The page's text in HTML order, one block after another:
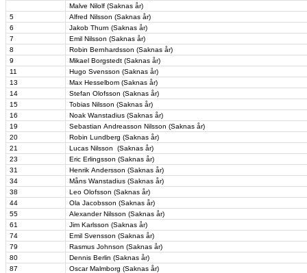
Malve Nilolf (Saknas år)
5
Alfred Nilsson (Saknas år)
6
Jakob Thurn (Saknas år)
7
Emil Nilsson (Saknas år)
8
Robin Bernhardsson (Saknas år)
9
Mikael Borgstedt (Saknas år)
11
Hugo Svensson (Saknas år)
13
Max Hesselbom (Saknas år)
14
Stefan Olofsson (Saknas år)
15
Tobias Nilsson (Saknas år)
16
Noak Wanstadius (Saknas år)
19
Sebastian Andreasson Nilsson (Saknas år)
20
Robin Lundberg (Saknas år)
21
Lucas Nilsson (Saknas år)
23
Eric Erlingsson (Saknas år)
31
Henrik Andersson (Saknas år)
34
Måns Wanstadius (Saknas år)
38
Leo Olofsson (Saknas år)
44
Ola Jacobsson (Saknas år)
55
Alexander Nilsson (Saknas år)
61
Jim Karlsson (Saknas år)
74
Emil Svensson (Saknas år)
79
Rasmus Johnson (Saknas år)
80
Dennis Berlin (Saknas år)
87
Oscar Malmborg (Saknas år)